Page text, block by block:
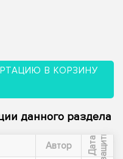
В КОРЗИНУ
данного раздела
Автор Д
а
т
а
з
а
щ
и
т ы